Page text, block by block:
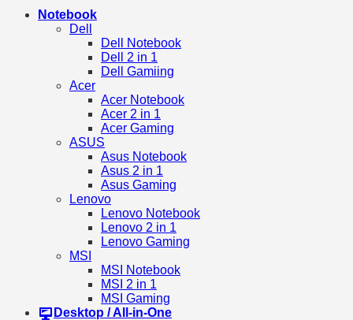
Notebook
Dell
Dell Notebook
Dell 2 in 1
Dell Gamiing
Acer
Acer Notebook
Acer 2 in 1
Acer Gaming
ASUS
Asus Notebook
Asus 2 in 1
Asus Gaming
Lenovo
Lenovo Notebook
Lenovo 2 in 1
Lenovo Gaming
MSI
MSI Notebook
MSI 2 in 1
MSI Gaming
Desktop / All-in-One